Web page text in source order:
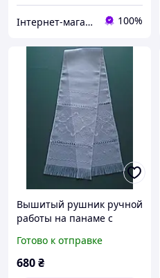
Інтернет-магазин "Вишиванка" 100%
Вышитый рушник ручной
работы на панаме с
Готово к отправке
680₴